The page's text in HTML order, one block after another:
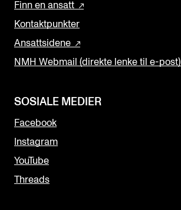
Finn en ansatt
Kontaktpunkter
Ansattsidene
NMH Webmail (direkte lenke til e-post)
SOSIALE MEDIER
Facebook
Instagram
YouTube
Threads